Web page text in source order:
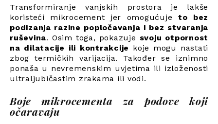
Transformiranje vanjskih prostora je lakše
koristeći mikrocement jer omogućuje to bez
podizanja razine popločavanja i bez stvaranja
ruševina. Osim toga, pokazuje svoju otpornost
na dilatacije ili kontrakcije koje mogu nastati
zbog termičkih varijacija. Također se iznimno
ponaša u nevremenskim uvjetima ili izloženosti
ultraljubičastim zrakama ili vodi.
Boje mikrocementa za podove koji
očaravaju